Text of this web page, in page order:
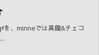
を、minneでは真鍮&チェコ